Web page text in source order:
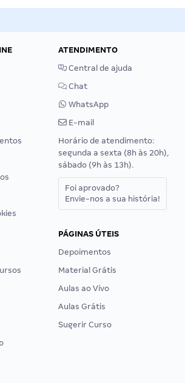
ATENDIMENTO
Central de ajuda
Chat
WhatsApp
E-mail
Horário de atendimento:
segunda a sexta (8h às 20h),
sábado (9h às 13h).
Foi aprovado?
Envie-nos a sua história!
PÁGINAS ÚTEIS
Depoimentos
Material Grátis
Aulas ao Vivo
Aulas Grátis
Sugerir Curso